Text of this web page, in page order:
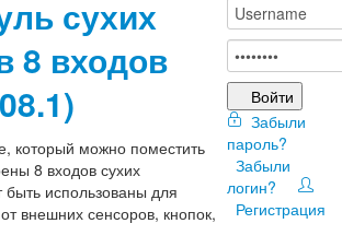
сухих
8 входов
который можно поместить
8 входов сухих
быть использованы для
внешних сенсоров, кнопок,
Войти
Забыли
пароль?
Забыли
логин?
Регистрация